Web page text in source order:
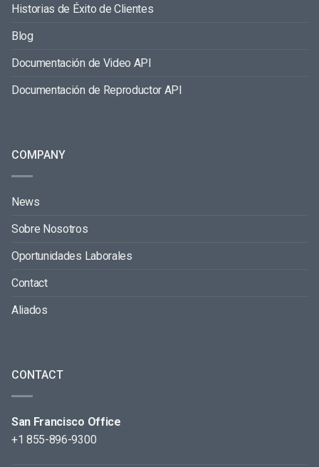
Historias de Éxito de Clientes
Blog
Documentación de Video API
Documentación de Reproductor API
COMPANY
News
Sobre Nosotros
Oportunidades Laborales
Contact
Aliados
CONTACT
San Francisco Office
+1 855-896-9300